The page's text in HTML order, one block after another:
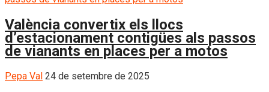
València convertix els llocs
d’estacionament contigües als passos
de vianants en places per a motos
Pepa Val 24 de setembre de 2025